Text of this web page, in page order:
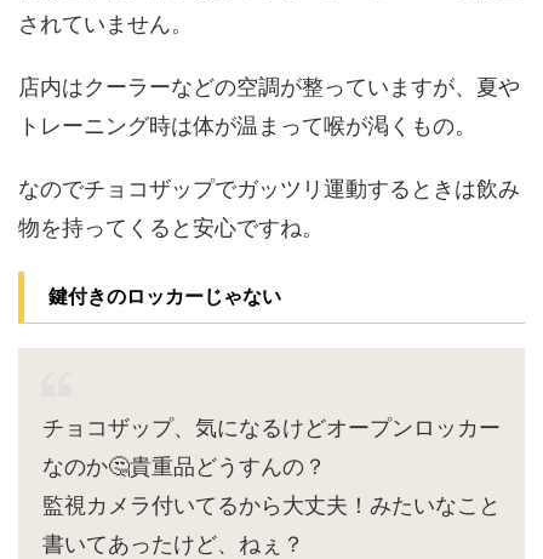
されていません。
店内はクーラーなどの空調が整っていますが、夏や
トレーニング時は体が温まって喉が渇くもの。
なのでチョコザップでガッツリ運動するときは飲み
物を持ってくると安心ですね。
鍵付きのロッカーじゃない
チョコザップ、気になるけどオープンロッカー
なのか🤔貴重品どうすんの？
監視カメラ付いてるから大丈夫！みたいなこと
書いてあったけど、ねぇ？